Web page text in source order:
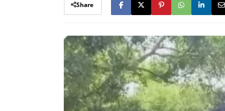
Share